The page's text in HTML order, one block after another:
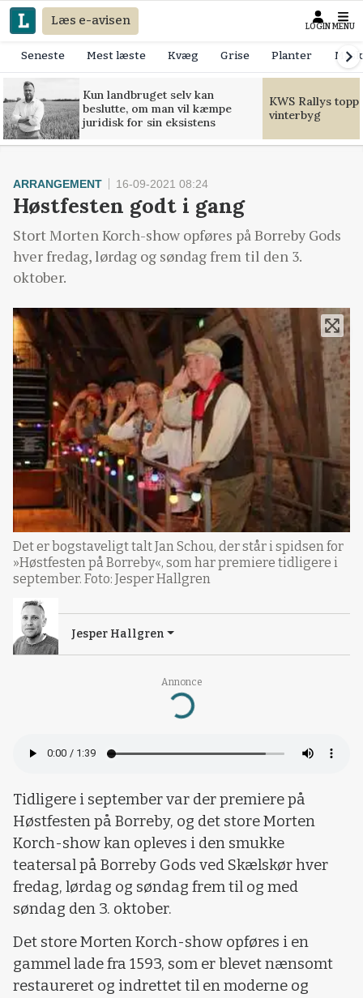
Læs e-avisen LOGIN MENU
Seneste Mest læste Kvæg Grise Planter
Kun landbruget selv kan
beslutte, om man vil kæmpe
juridisk for sin eksistens
KWS Rallys
vinterbyg
Annonce
Loading...
ARRANGEMENT 16-09-2021 08:24
Høstfesten godt i gang
Stort Morten Korch-show opføres på Borreby Gods
hver fredag, lørdag og søndag frem til den 3.
oktober.
Det er bogstaveligt talt Jan Schou, der står i spidsen for
»Høstfesten på Borreby«, som har premiere tidligere i
september. Foto: Jesper Hallgren
Jesper Hallgren
Tidligere i september var der premiere på
Høstfesten på Borreby, og det store Morten
Korch-show kan opleves i den smukke
teatersal på Borreby Gods ved Skælskør hver
fredag, lørdag og søndag frem til og med
søndag den 3. oktober.
Det store Morten Korch-show opføres i en
gammel lade fra 1593, som er blevet nænsomt
restaureret og indrettet til en moderne og